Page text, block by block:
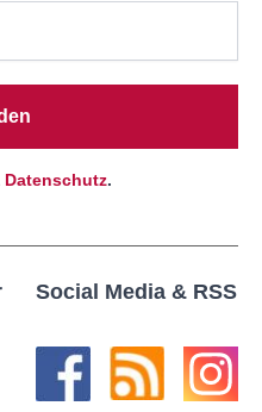
Datenschutz.
Social Media & RSS